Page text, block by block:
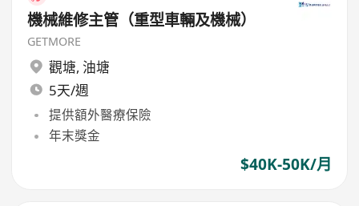
機械維修主管（重型車輛及機械）
GETMORE
觀塘, 油塘
5天/週
提供額外醫療保險
年末獎金
$40K-50K/月